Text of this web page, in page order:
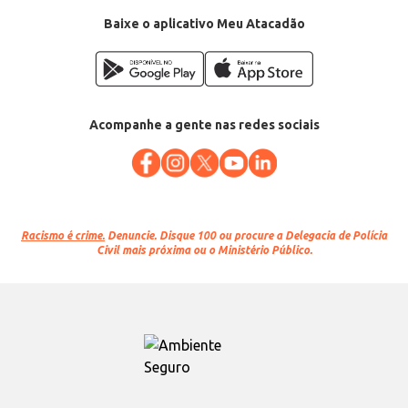
Baixe o aplicativo Meu Atacadão
Acompanhe a gente nas redes sociais
Racismo é crime. Denuncie. Disque 100 ou procure a Delegacia de Polícia
Civil mais próxima ou o Ministério Público.